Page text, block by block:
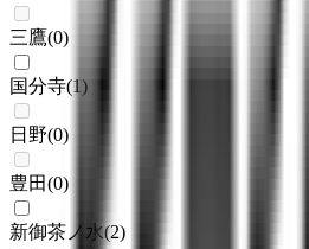
三鷹(0)
国分寺(1)
日野(0)
豊田(0)
新御茶ノ水(2)